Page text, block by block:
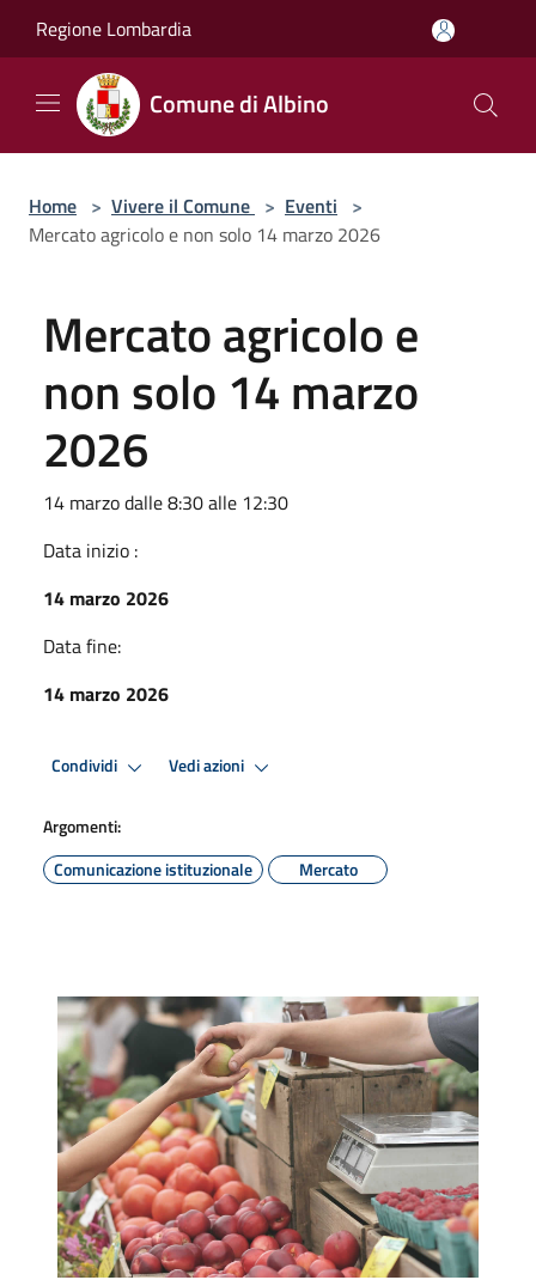
Regione Lombardia
Comune di Albino
Home > Vivere il Comune > Eventi >
Mercato agricolo e non solo 14 marzo 2026
Mercato agricolo e
non solo 14 marzo
2026
14 marzo dalle 8:30 alle 12:30
Data inizio :
14 marzo 2026
Data fine:
14 marzo 2026
Condividi Vedi azioni
Argomenti:
Comunicazione istituzionale
Mercato